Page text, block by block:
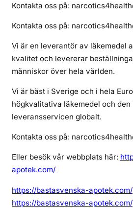
Kontakta oss på:
Kontakta oss på:
Vi är en leverantör av läkemedel
kvalitet och levererar
människor över hela världen.
Vi är bäst i Sverige och i hela
högkvalitativa läkemedel och den
leveransservicen globalt.
Kontakta oss på:
Eller besök vår webbplats här:
apotek.com/
https://bastasvenska-
https://bastasvenska-